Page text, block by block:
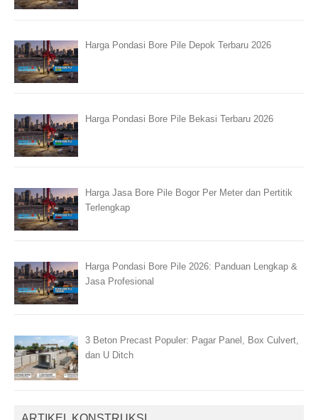
Harga Pondasi Bore Pile Depok Terbaru 2026
Harga Pondasi Bore Pile Bekasi Terbaru 2026
Harga Jasa Bore Pile Bogor Per Meter dan Pertitik
Terlengkap
Harga Pondasi Bore Pile 2026: Panduan Lengkap &
Jasa Profesional
3 Beton Precast Populer: Pagar Panel, Box Culvert,
dan U Ditch